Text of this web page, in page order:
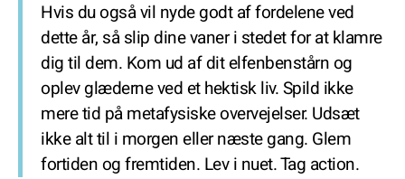
Hvis du også vil nyde godt af fordelene ved
dette år, så slip dine vaner i stedet for at klamre
dig til dem. Kom ud af dit elfenbenstårn og
oplev glæderne ved et hektisk liv. Spild ikke
mere tid på metafysiske overvejelser. Udsæt
ikke alt til i morgen eller næste gang. Glem
fortiden og fremtiden. Lev i nuet. Tag action.